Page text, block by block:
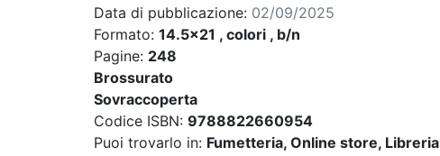
Data di pubblicazione: 02/09/2025
Formato: 14.5x21 , colori , b/n
Pagine: 248
Brossurato
Sovraccoperta
Codice ISBN: 9788822660954
Puoi trovarlo in: Fumetteria, Online store, Libreria